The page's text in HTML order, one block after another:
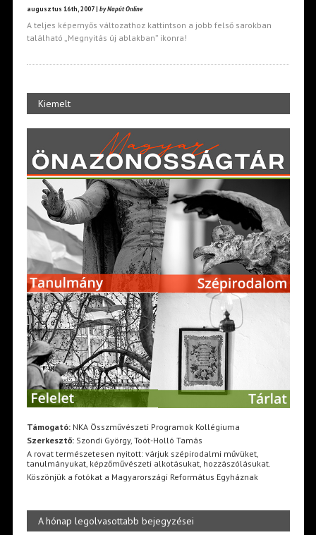
augusztus 16th, 2007 | by Napút Online
A teljes képernyős változathoz kattintson a jobb felső sarokban
található „Megnyitás új ablakban” ikonra!
Kiemelt
Támogató:NKA Összművészeti Programok Kollégiuma
Szerkesztő:Szondi György, Toót-Holló Tamás
A rovat természetesen nyitott: várjuk szépirodalmi művüket,
tanulmányukat, képzőművészeti alkotásukat, hozzászólásukat.
Köszönjük a fotókat a Magyarországi Református Egyháznak
A hónap legolvasottabb bejegyzései